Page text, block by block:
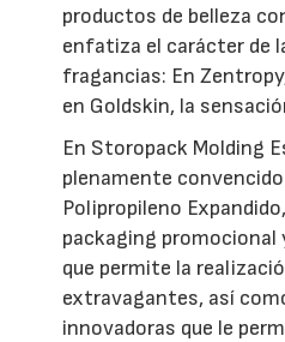
productos de belleza
enfatiza el carácter de
fragancias: En
en Goldskin, la
En Storopack Molding
plenamente
Polipropileno
packaging promocional
que permite la
extravagantes, así
innovadoras que le